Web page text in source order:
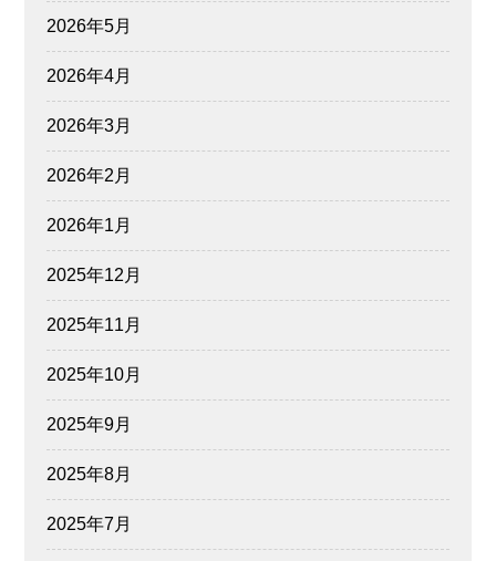
2026年5月
2026年4月
2026年3月
2026年2月
2026年1月
2025年12月
2025年11月
2025年10月
2025年9月
2025年8月
2025年7月